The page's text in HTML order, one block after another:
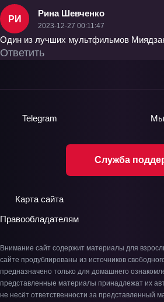
РИ
Рина Шевченко
2023-12-27 00:11:47
Один из лучших мультфильмов
Ответить
Служба
Telegram Мы
Карта сайта
Правообладателям
Внимание сайт содержит материалы для
сайте продублированы из источников
предназначено только для домашнего
представленные материалы принадлежат их
не несёт ответственности за представленный